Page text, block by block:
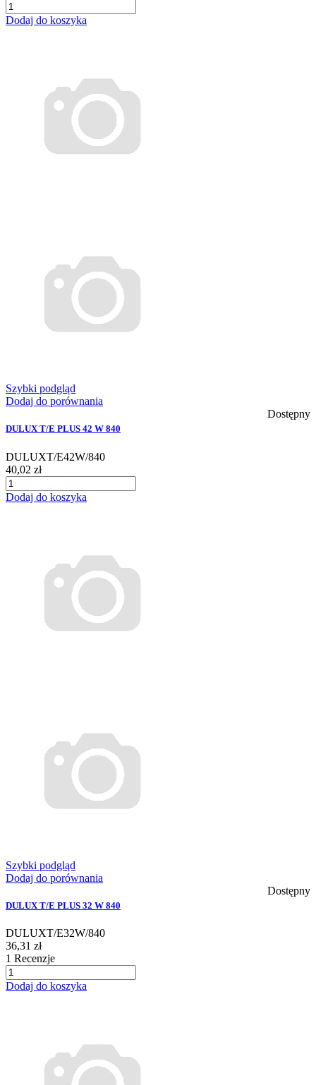
Dodaj do koszyka
Szybki podgląd
Dodaj do porównania
Dostępny
DULUX T/E PLUS 42 W 840
DULUXT/E42W/840
40,02 zł
Dodaj do koszyka
Szybki podgląd
Dodaj do porównania
Dostępny
DULUX T/E PLUS 32 W 840
DULUXT/E32W/840
36,31 zł
1 Recenzje
Dodaj do koszyka